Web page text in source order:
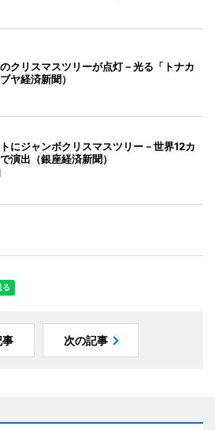
クリスマスツリーが点灯－光る「トナカ
ヤ経済新聞）
にジャンボクリスマスツリー－世界12カ
演出（銀座経済新聞）
事 次の記事